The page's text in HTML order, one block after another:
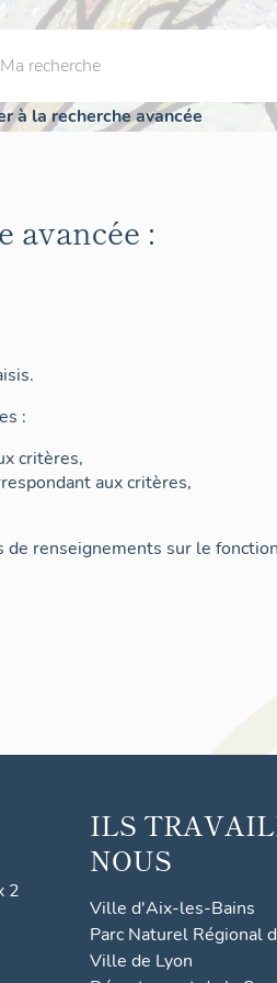
à la recherche avancée
avancée :
:
critères,
aux critères,
de renseignements sur le
2
ILS
NOUS
Ville d'Aix-les-Bains
Parc Naturel Régional
Ville de Lyon